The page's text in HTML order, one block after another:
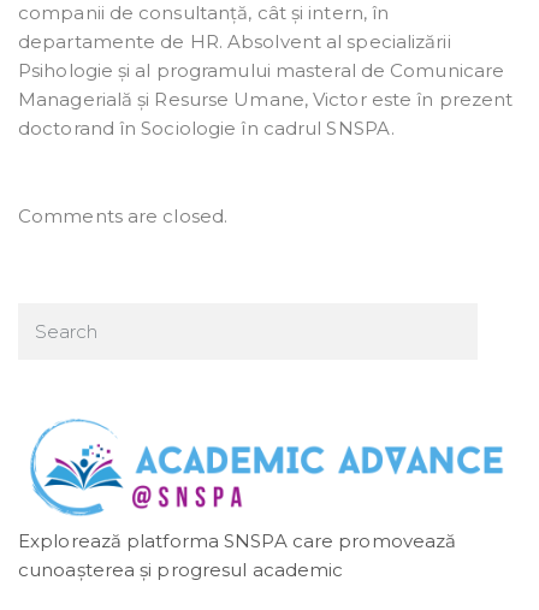
companii de consultanță, cât și intern, în
departamente de HR. Absolvent al specializării
Psihologie și al programului masteral de Comunicare
Managerială și Resurse Umane, Victor este în prezent
doctorand în Sociologie în cadrul SNSPA.
Comments are closed.
Explorează platforma SNSPA care promovează
cunoașterea și progresul academic